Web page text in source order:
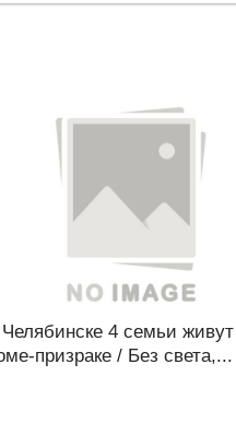
4 семьи
призраке / Без света,...